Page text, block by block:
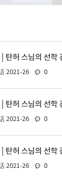
2021-26 0
2021-26 0
2021-26 0